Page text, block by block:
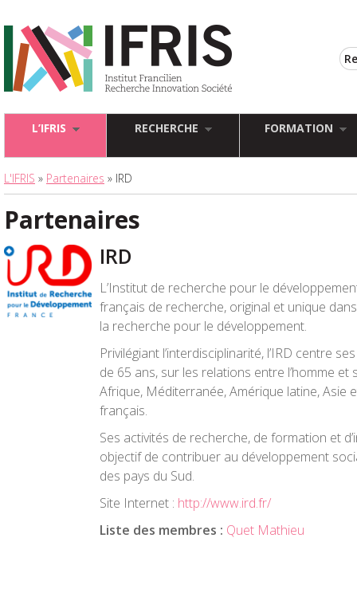
L’IFRIS RECHERCHE FORMATION
L'IFRIS » Partenaires » IRD
Partenaires
IRD
L’Institut de recherche pour le
français de recherche, original et unique
la recherche pour le développement.
Privilégiant l’interdisciplinarité, l’IRD centre
de 65 ans, sur les relations entre l’homme
Afrique, Méditerranée, Amérique latine, Asie
français.
Ses activités de recherche, de formation et
objectif de contribuer au développement
des pays du Sud.
Site Internet : http://www.ird.fr/
Liste des membres : Quet Mathieu